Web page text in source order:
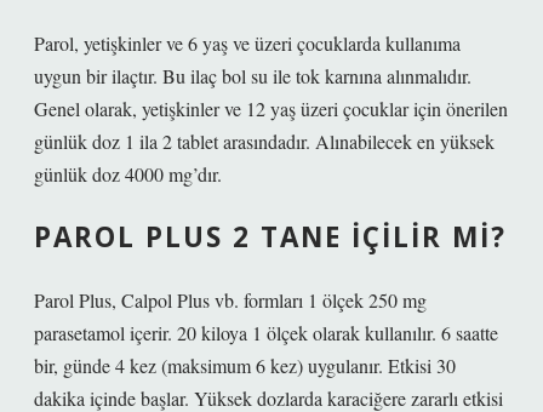
Parol, yetişkinler ve 6 yaş ve üzeri çocuklarda kullanıma
uygun bir ilaçtır. Bu ilaç bol su ile tok karnına alınmalıdır.
Genel olarak, yetişkinler ve 12 yaş üzeri çocuklar için önerilen
günlük doz 1 ila 2 tablet arasındadır. Alınabilecek en yüksek
günlük doz 4000 mg’dır.
PAROL PLUS 2 TANE IÇILIR MI?
Parol Plus, Calpol Plus vb. formları 1 ölçek 250 mg
parasetamol içerir. 20 kiloya 1 ölçek olarak kullanılır. 6 saatte
bir, günde 4 kez (maksimum 6 kez) uygulanır. Etkisi 30
dakika içinde başlar. Yüksek dozlarda karaciğere zararlı etkisi